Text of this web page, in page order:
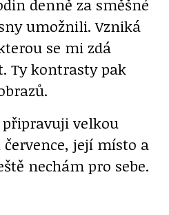
denně za směšné
umožnili. Vzniká
se mi zdá
Ty kontrasty pak
velkou
její místo a
nechám pro sebe.